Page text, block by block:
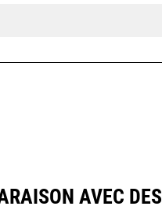
AVEC DES